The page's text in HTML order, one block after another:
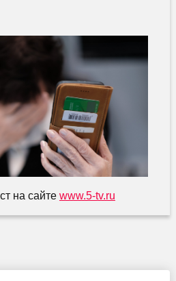
на сайте www.5-tv.ru